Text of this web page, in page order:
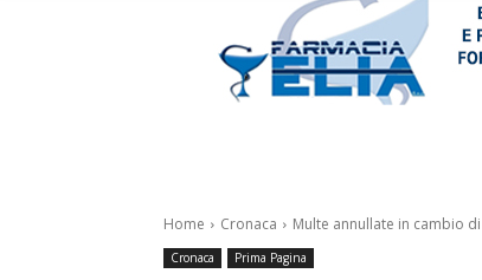
Home Cronaca Multe annullate in cambio
Cronaca Prima Pagina